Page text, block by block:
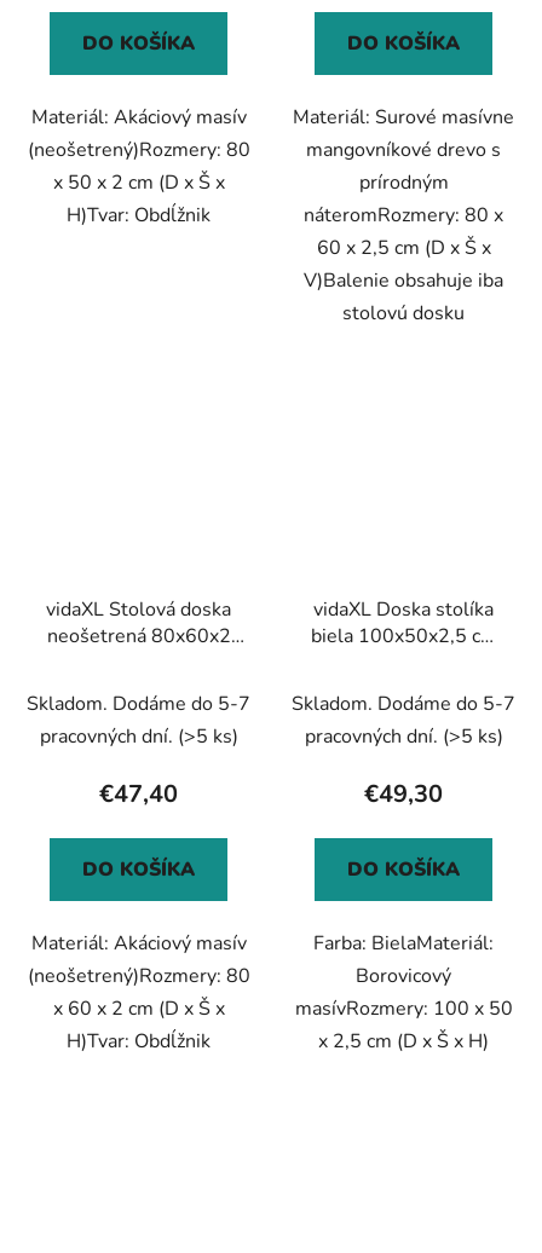
DO KOŠÍKA
Materiál: Akáciový masív
(neošetrený)Rozmery: 80
x 50 x 2 cm (D x Š x
H)Tvar: Obdĺžnik
DO KOŠÍKA
Materiál: Surové masívne
mangovníkové drevo s
prírodným
náteromRozmery: 80 x
60 x 2,5 cm (D x Š x
V)Balenie obsahuje iba
stolovú dosku
vidaXL Stolová doska
neošetrená 80x60x2
Skladom. Dodáme do 5-7
pracovných dní. (>5 ks)
€47,40
DO KOŠÍKA
Materiál: Akáciový masív
(neošetrený)Rozmery: 80
x 60 x 2 cm (D x Š x
H)Tvar: Obdĺžnik
vidaXL Doska stolíka
biela 100x50x2,5 cm
drevo
Skladom. Dodáme do 5-7
pracovných dní. (>5 ks)
€49,30
DO KOŠÍKA
Farba: BielaMateriál:
Borovicový
masívRozmery: 100 x 50
x 2,5 cm (D x Š x H)